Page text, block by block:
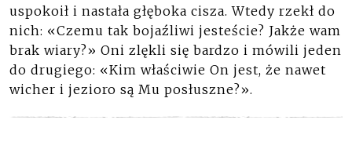
uspokoił i nastała głęboka cisza. Wtedy rzekł do
nich: «Czemu tak bojaźliwi jesteście? Jakże wam
brak wiary?» Oni zlękli się bardzo i mówili jeden
do drugiego: «Kim właściwie On jest, że nawet
wicher i jezioro są Mu posłuszne?».